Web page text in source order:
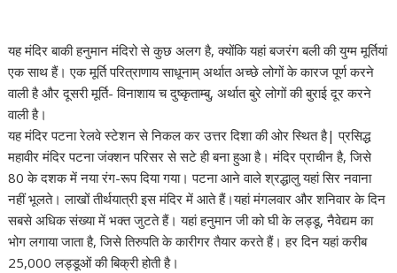
यह मंदिर बाकी हनुमान मंदिरो से कुछ अलग है, क्योंकि यहां बजरंग बली की युग्म मूर्तियां
एक साथ हैं। एक मूर्ति परित्राणाय साधूनाम् अर्थात अच्छे लोगों के कारज पूर्ण करने
वाली है और दूसरी मूर्ति- विनाशाय च दुष्कृताम्बु, अर्थात बुरे लोगों की बुराई दूर करने
वाली है।
यह मंदिर पटना रेलवे स्टेशन से निकल कर उत्तर दिशा की ओर स्थित है| प्रसिद्ध
महावीर मंदिर पटना जंक्शन परिसर से सटे ही बना हुआ है। मंदिर प्राचीन है, जिसे
80 के दशक में नया रंग-रूप दिया गया। पटना आने वाले श्रद्धालु यहां सिर नवाना
नहीं भूलते। लाखों तीर्थयात्री इस मंदिर में आते हैं।यहां मंगलवार और शन‌िवार के द‌िन
सबसे अध‌िक संख्या में भक्त जुटते हैं। यहां हनुमान जी को घी के लड्डू, नैवेद्यम का
भोग लगाया जाता है, ज‌िसे तिरुपति के कारीगर तैयार करते हैं। हर द‌िन यहां करीब
25,000 लड्डूओं की ब‌िक्री होती है।